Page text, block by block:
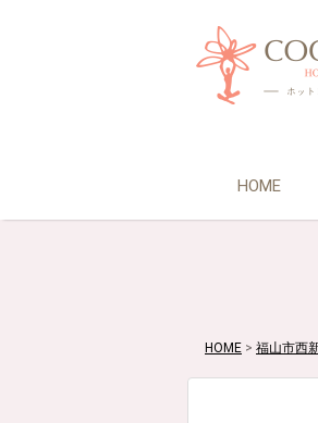
HOME
HOME > 福山市西